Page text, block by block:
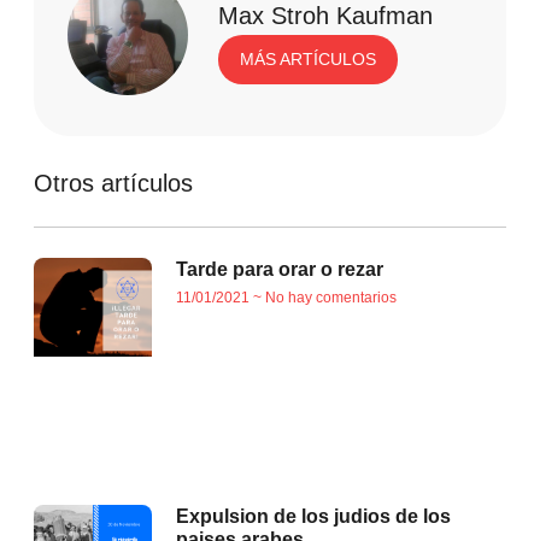
Max Stroh Kaufman
MÁS ARTÍCULOS
Otros artículos
Tarde para orar o rezar
11/01/2021 No hay comentarios
Expulsion de los judios de los